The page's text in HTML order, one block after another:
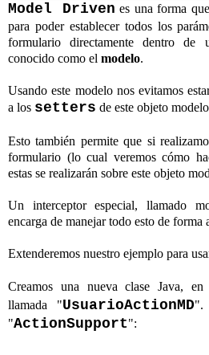
Model Driven es una forma que
para poder establecer todos los
formulario directamente dentro
conocido como el modelo.
Usando este modelo nos evitamos
a los setters de este objeto
Esto también permite que si
formulario (lo cual veremos cómo
estas se realizarán sobre este objeto
Un interceptor especial, llamado
encarga de manejar todo esto de forma
Extenderemos nuestro ejemplo para
Creamos una nueva clase Java,
llamada "UsuarioActionMD".
"ActionSupport":